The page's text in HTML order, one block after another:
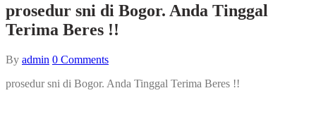
prosedur sni di Bogor. Anda Tinggal
Terima Beres !!
By admin 0 Comments
prosedur sni di Bogor. Anda Tinggal Terima Beres !!